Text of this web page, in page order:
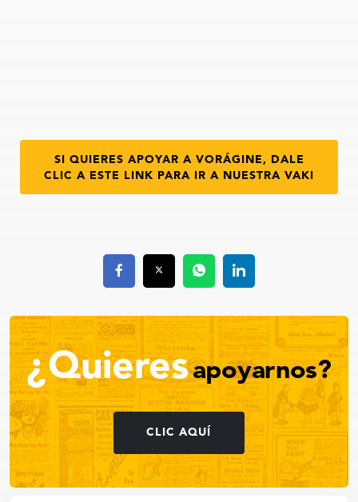
SI QUIERES APOYAR A VORÁGINE, DALE
CLIC A ESTE LINK PARA IR A NUESTRA VAKI
¿Quieresapoyarnos?
CLIC AQUÍ